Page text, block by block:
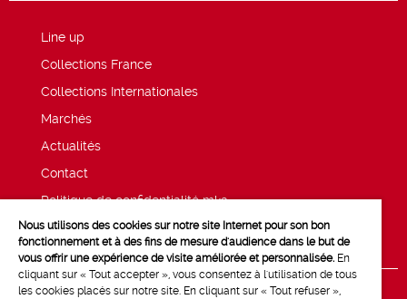
Line up
Collections France
Collections Internationales
Marchés
Actualités
Contact
Politique de confidentialité mk2
Mentions légales
Nous utilisons des cookies sur notre site Internet pour son bon
fonctionnement et à des fins de mesure d'audience dans le but de
vous offrir une expérience de visite améliorée et personnalisée. En
cliquant sur « Tout accepter », vous consentez à l'utilisation de tous
les cookies placés sur notre site. En cliquant sur « Tout refuser »,